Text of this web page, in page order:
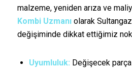
malzeme, yeniden arıza ve
Kombi Uzmanıolarak
değişiminde dikkat ettiğimiz
Uyumluluk: Değişecek